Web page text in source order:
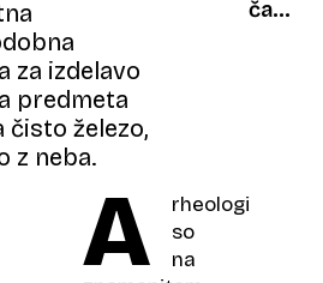
za izdelavo
predmeta
čisto železo,
z neba.
A
rheologi
so
na
narava
časa: